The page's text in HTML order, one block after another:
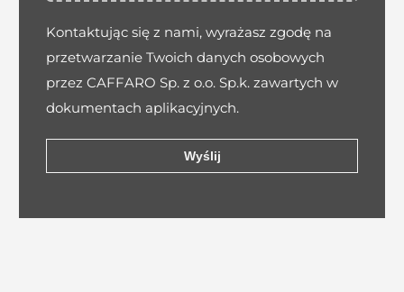
Kontaktując się z nami, wyrażasz zgodę na
przetwarzanie Twoich danych osobowych
przez CAFFARO Sp. z o.o. Sp.k. zawartych w
dokumentach aplikacyjnych.